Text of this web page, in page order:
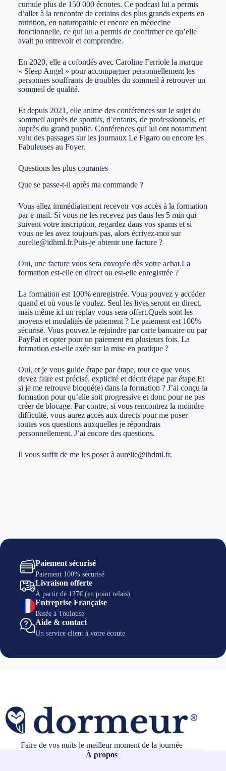
cumule plus de 150 000 écoutes. Ce podcast lui a permis
d’aller à la rencontre de certains des plus grands experts en
nutrition, en naturopathie et encore en médecine
fonctionnelle, ce qui lui a permis de confirmer ce qu’elle
avait pu entrevoir et comprendre.
En 2020, elle a cofondés avec Caroline Ferriole la marque
« Sleep Angel » pour accompagner personnellement les
personnes souffrants de troubles du sommeil à retrouver un
sommeil de qualité.
Et depuis 2021, elle anime des conférences sur le sujet du
sommeil auprès de sportifs, d’enfants, de professionnels, et
auprès du grand public. Conférences qui lui ont notamment
valu des passages sur les journaux Le Figaro ou encore les
Fabuleuses au Foyer.
Questions les plus courantes
Que se passe-t-il après ma commande ?
Vous allez immédiatement recevoir vos accès à la formation
par e-mail. Si vous ne les recevez pas dans les 5 min qui
suivent votre inscription, regardez dans vos spams et si
vous ne les avez toujours pas, alors écrivez-moi sur
aurelie@idhml.fr.Puis-je obtenir une facture ?
Oui, une facture vous sera envoyée dès votre achat.La
formation est-elle en direct ou est-elle enregistrée ?
La formation est 100% enregistrée. Vous pouvez y accéder
quand et où vous le voulez. Seul les lives seront en direct,
mais même ici un replay vous sera offert.Quels sont les
moyens et modalités de paiement ? Le paiement est 100%
sécurisé. Vous pouvez le rejoindre par carte bancaire ou par
PayPal et opter pour un paiement en plusieurs fois. La
formation est-elle axée sur la mise en pratique ?
Oui, et je vous guide étape par étape, tout ce que vous
devez faire est précisé, explicité et décrit étape par étape.Et
si je me retrouve bloqué(e) dans la formation ? J’ai conçu la
formation pour qu’elle soit progressive et donc pour ne pas
créer de blocage. Par contre, si vous rencontrez la moindre
difficulté, vous aurez accès aux directs pour me poser
toutes vos questions auxquelles je répondrais
personnellement. J’ai encore des questions.
Il vous suffit de me les poser à aurelie@ihdml.fr.
Paiement sécurisé
Paiement 100% sécurisé
Livraison offerte
À partir de 127€ (en point relais)
Entreprise Française
Basée à Toulouse
Aide & contact
Un service client à votre écoute
Faire de vos nuits le meilleur moment de la journée
À propos